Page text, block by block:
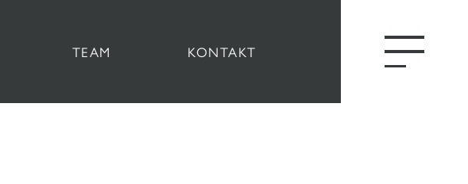
TEAM KONTAKT